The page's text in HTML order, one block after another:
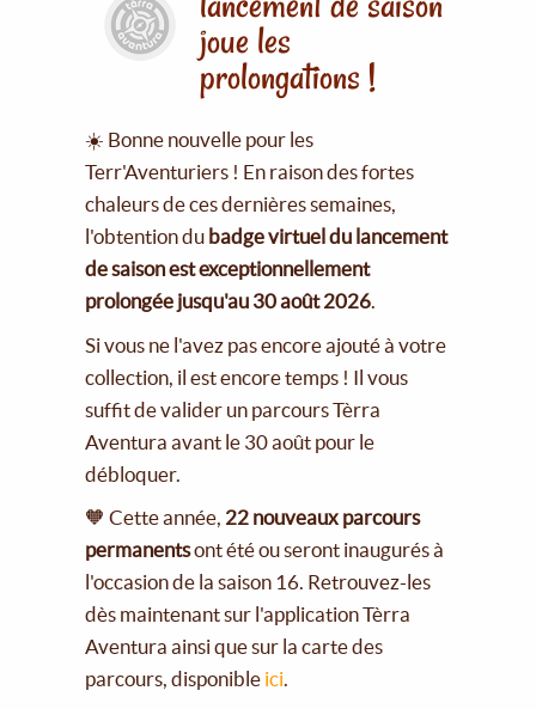
joue les
prolongations !
☀️ Bonne nouvelle pour les
Terr'Aventuriers ! En raison des fortes
chaleurs de ces dernières semaines,
l'obtention du badge virtuel du lancement
de saison est exceptionnellement
prolongée jusqu'au 30 août 2026.
Si vous ne l'avez pas encore ajouté à votre
collection, il est encore temps ! Il vous
suffit de valider un parcours Tèrra
Aventura avant le 30 août pour le
débloquer.
🧡 Cette année, 22 nouveaux parcours
permanentsont été ou seront inaugurés à
l'occasion de la saison 16. Retrouvez-les
dès maintenant sur l'application Tèrra
Aventura ainsi que sur la carte des
parcours, disponible ici.